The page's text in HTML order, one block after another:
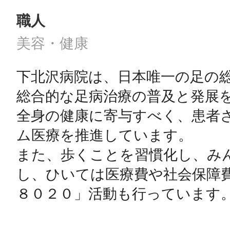
職人
美容・健康
下北沢病院は、日本唯一の足の
総合的な足病治療の普及と発展
全身の健康に寄与すべく、患者
ム医療を推進しています。
また、歩くことを習慣化し、み
し、ひいては医療費や社会保障
８０２０」活動も行っています
まちのコイン
お知らせ
ヘルプ
お問い合わせ